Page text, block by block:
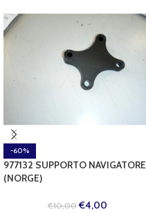
-60%
977132 SUPPORTO NAVIGATORE
(NORGE)
€10,00 €4,00